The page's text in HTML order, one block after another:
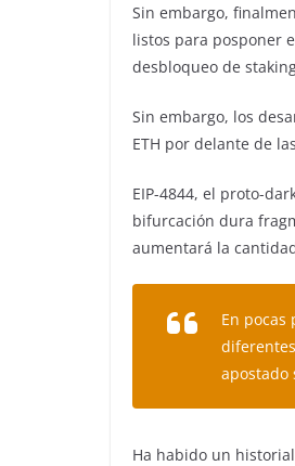
Sin embargo,
listos para posponer
desbloqueo de
Sin embargo, los
ETH por delante de
EIP-4844, el proto-
bifurcación dura
aumentará la
En
apostado
Ha habido un